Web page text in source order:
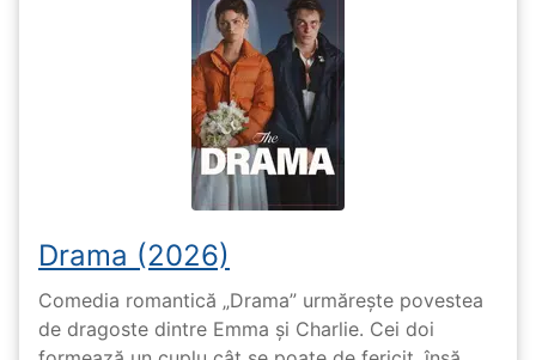
Drama (2026)
Comedia romantică „Drama” urmărește povestea
de dragoste dintre Emma și Charlie. Cei doi